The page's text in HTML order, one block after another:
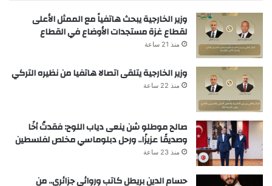
وزير الخارجية يبحث هاتفياً مع الممثل الأعلى
لقطاع غزة مستجدات الأوضاع في القطاع
منذ 21 ساعة
وزير الخارجية يتلقى اتصالا هاتفيا من نظيره التركي
منذ 22 ساعة
صالح موطلو شن ينعى دياب اللوح: فقدتُ أخًا
وصديقًا عزيزًا.. ورحل دبلوماسي مخلص لفلسطين
منذ 23 ساعة
حسام الدين بريطل كاتب وروائي جزائري.. من